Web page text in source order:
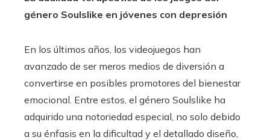
género Soulslike en jóvenes con depresión
En los últimos años, los videojuegos han
avanzado de ser meros medios de diversión a
convertirse en posibles promotores del bienestar
emocional. Entre estos, el género Soulslike ha
adquirido una notoriedad especial, no solo debido
a su énfasis en la dificultad y el detallado diseño,